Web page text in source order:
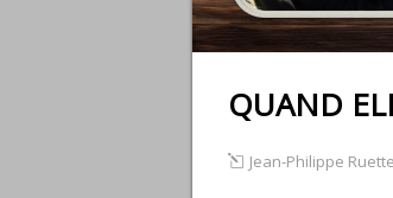
QUAND
Jean-Philippe Ruette